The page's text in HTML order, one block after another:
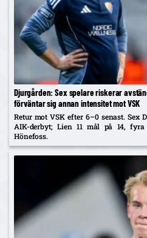
Djurgården: Sex spelare riskerar
förväntar sig annan intensitet mot VSK
Retur mot VSK efter 6–0 senast. Sex
AIK-derbyt; Lien 11 mål på 14,
Hönefoss.